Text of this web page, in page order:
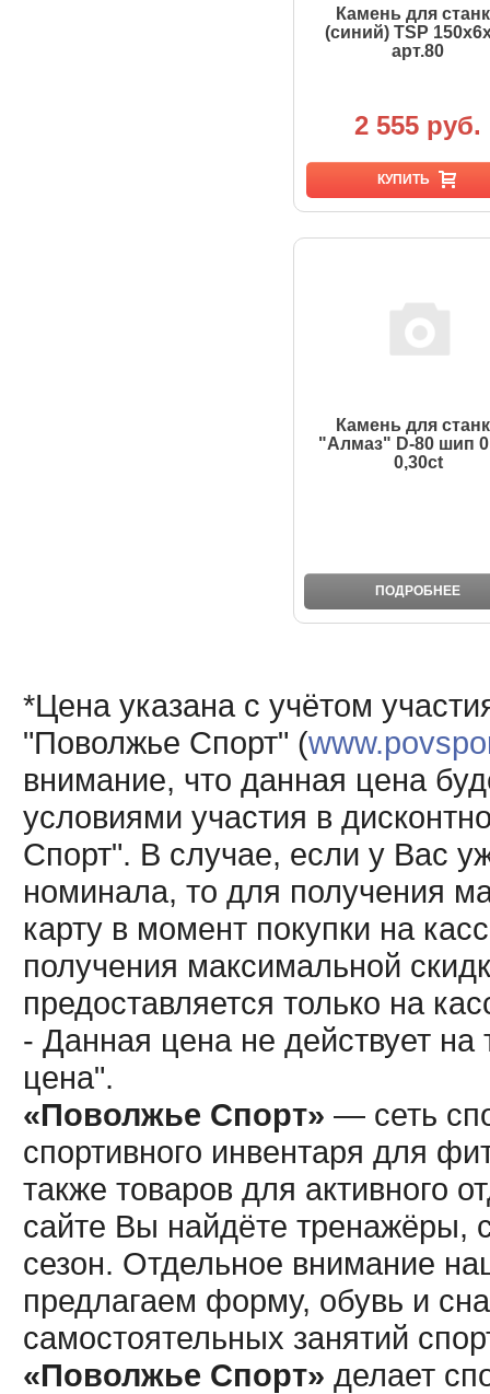
Камень для
(синий) TSP
арт.80
2 555 руб.
КУПИТЬ
Камень для
"Алмаз" D-80 шип
0,30ct
ПОДРОБНЕЕ
*Цена указана с учётом
"Поволжье Спорт" (
внимание, что данная цена
условиями участия в
Спорт". В случае, если у Вас
номинала, то для получения
карту в момент покупки на
получения максимальной
предоставляется только на
- Данная цена не действует
цена".
«Поволжье Спорт» — сеть
спортивного инвентаря для
также товаров для активного
сайте Вы найдёте тренажёры,
сезон. Отдельное внимание
предлагаем форму, обувь и
самостоятельных занятий
«Поволжье Спорт» делает